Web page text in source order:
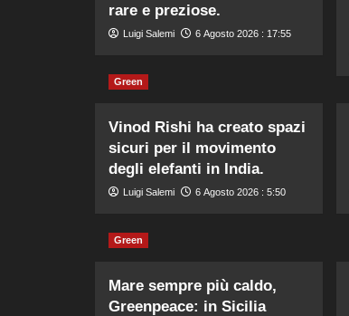
rare e preziose.
Luigi Salemi 6 Agosto 2026 : 17:55
Green
Vinod Rishi ha creato spazi
sicuri per il movimento
degli elefanti in India.
Luigi Salemi 6 Agosto 2026 : 5:50
Green
Mare sempre più caldo,
Greenpeace: in Sicilia